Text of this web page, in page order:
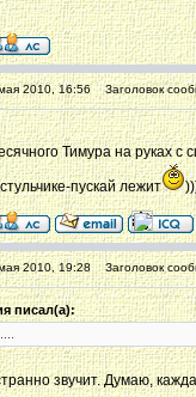
2010, 16:56 Заголовок
Тимура на руках
пускай лежит
2010, 19:28 Заголовок
писал(а):
звучит. Думаю,